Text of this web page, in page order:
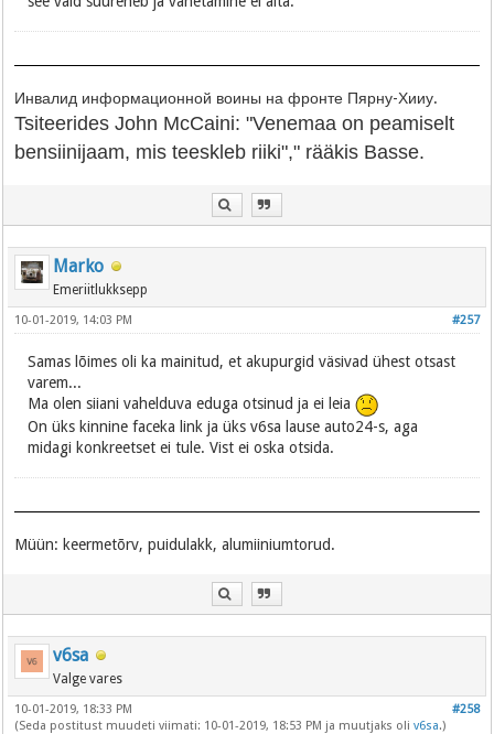
Инвалид информационной воины на фронте Пярну-Хииу.
Tsiteerides John McCaini: "Venemaa on peamiselt
bensiinijaam, mis teeskleb riiki"," rääkis Basse.
Marko
Emeriitlukksepp
#257
10-01-2019, 14:03 PM
Samas lõimes oli ka mainitud, et akupurgid väsivad ühest otsast
varem...
Ma olen siiani vahelduva eduga otsinud ja ei leia
On üks kinnine faceka link ja üks v6sa lause auto24-s, aga
midagi konkreetset ei tule. Vist ei oska otsida.
Müün: keermetõrv, puidulakk, alumiiniumtorud.
v6sa
Valge vares
#258
10-01-2019, 18:33 PM
(Seda postitust muudeti viimati: 10-01-2019, 18:53 PM ja muutjaks oliv6sa.)